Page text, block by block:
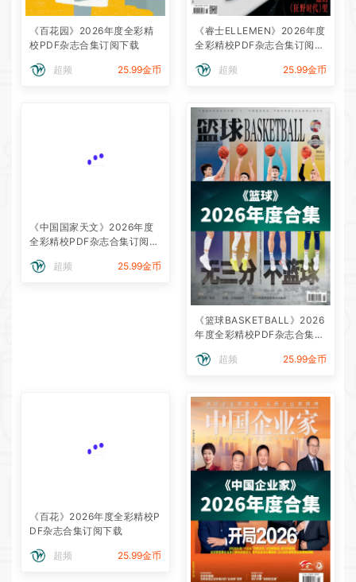
《百花园》2026年度全彩精
校PDF杂志合集订阅下载
超频 25.99金币
《睿士ELLEMEN》2026年度
全彩精校PDF杂志合集订阅下
超频
25.99金币
《中国国家天文》2026年度
全彩精校PDF杂志合集订阅下
超频
25.99金币
《篮球BASKETBALL》2026
年度全彩精校PDF杂志合集订
超频
25.99金币
《百花》2026年度全彩精校P
DF杂志合集订阅下载
超频 25.99金币